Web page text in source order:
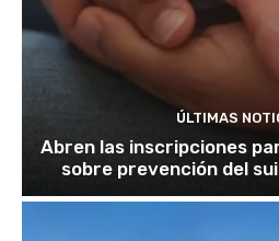
ÚLTIMAS
Abren las inscripciones
sobre prevención del